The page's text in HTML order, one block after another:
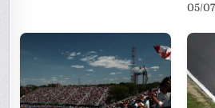
05/